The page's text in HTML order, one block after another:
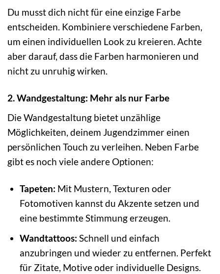
Du musst dich nicht für eine einzige Farbe
entscheiden. Kombiniere verschiedene Farben,
um einen individuellen Look zu kreieren. Achte
aber darauf, dass die Farben harmonieren und
nicht zu unruhig wirken.
2. Wandgestaltung: Mehr als nur Farbe
Die Wandgestaltung bietet unzählige
Möglichkeiten, deinem Jugendzimmer einen
persönlichen Touch zu verleihen. Neben Farbe
gibt es noch viele andere Optionen:
Tapeten: Mit Mustern, Texturen oder
Fotomotiven kannst du Akzente setzen und
eine bestimmte Stimmung erzeugen.
Wandtattoos: Schnell und einfach
anzubringen und wieder zu entfernen. Perfekt
für Zitate, Motive oder individuelle Designs.